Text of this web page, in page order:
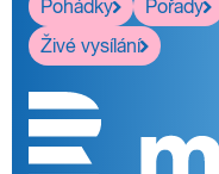
Pohádky
Pořady
Živé vysílání